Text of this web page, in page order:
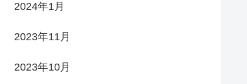
2024年1月
2023年11月
2023年10月